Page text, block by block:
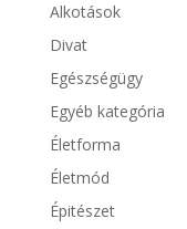
Alkotások
Divat
Egészségügy
Egyéb kategória
Életforma
Életmód
Épitészet